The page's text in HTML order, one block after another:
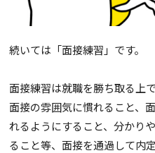
続いては「面接練習」です。
面接練習は就職を勝ち取る上
面接の雰囲気に慣れること、
れるようにすること、分かり
ること等、面接を通過して内